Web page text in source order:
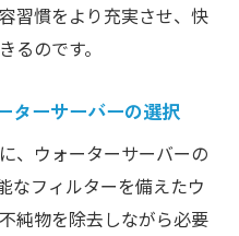
習慣をより充実させ、快
るのです。
ターサーバーの選択
、ウォーターサーバーの
なフィルターを備えたウ
純物を除去しながら必要